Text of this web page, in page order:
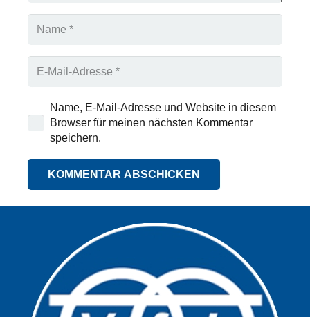
Name, E-Mail-Adresse und Website in diesem
Browser für meinen nächsten Kommentar
speichern.
KOMMENTAR ABSCHICKEN